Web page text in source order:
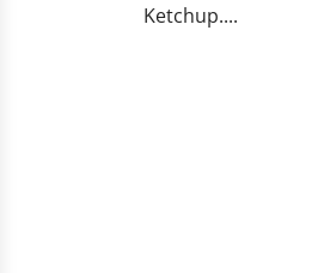
Ketchup....